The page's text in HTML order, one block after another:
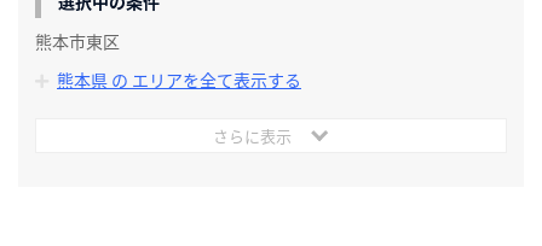
熊本市東区
熊本県 の エリアを全て表示する
さらに表示